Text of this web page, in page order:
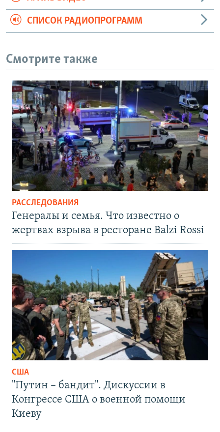
СПИСОК РАДИОПРОГРАММ
Смотрите также
РАССЛЕДОВАНИЯ
Генералы и семья. Что известно о
жертвах взрыва в ресторане Balzi Rossi
США
"Путин – бандит". Дискуссии в
Конгрессе США о военной помощи
Киеву